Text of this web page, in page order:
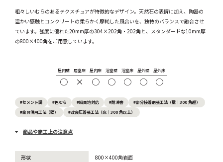
粗々しいむらのあるテクスチュアが特徴的なデザイン。天然石の表情に加え、陶器の
温かい感触とコンクリートの柔らかく摩耗した風合いを、独特のバランスで融合させ
ています。強度に優れた20mm厚の304×202角・202角と、スタンダードな10mm厚
の800×400角をご用意しています。
屋内壁
○
居室床
×
屋内床
○
浴室壁
○
浴室床
○
屋外壁
○
屋外床
○
#セメント調 #色むら #細目地対応 #耐凍害
#部分接着剤張工法（壁｜300 角超）
#金具併用工法（壁）
#改良圧着張工法（床｜300 角以上）
商品や施工上の注意点
形状
800×400角岩面